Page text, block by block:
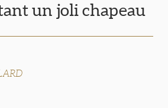
un joli chapeau